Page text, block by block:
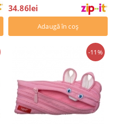
34.86lei
-11%